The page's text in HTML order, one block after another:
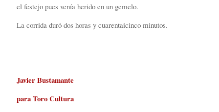
el festejo pues venía herido en un gemelo.
La corrida duró dos horas y cuarentaicinco minutos.
Javier Bustamante
para Toro Cultura